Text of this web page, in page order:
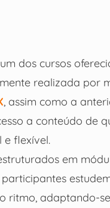
dos cursos
realizada por
, assim como a
a conteúdo de
e flexível.
em
ritmo, adaptando-